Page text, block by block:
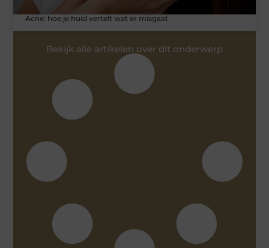
Acne: hoe je huid vertelt wat er misgaat
Bekijk alle artikelen over dit onderwerp